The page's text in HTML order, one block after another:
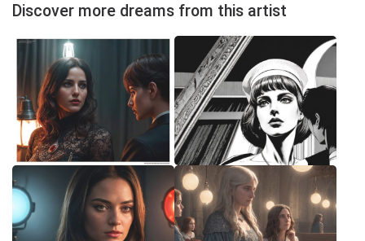
Discover more dreams from this artist